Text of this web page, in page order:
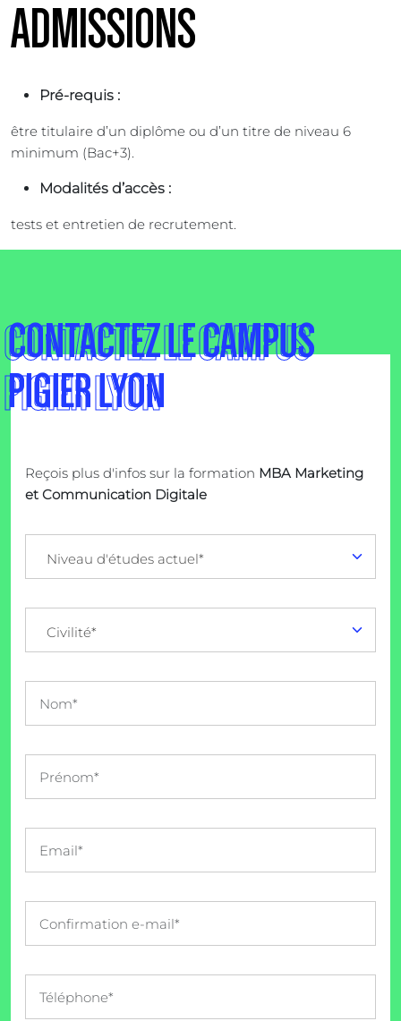
ADMISSIONS
Pré-requis :
être titulaire d’un diplôme ou d’un titre de niveau 6
minimum (Bac+3).
Modalités d’accès :
tests et entretien de recrutement.
CONTACTEZ LE CAMPUS
PIGIER LYON
Reçois plus d'infos sur la formation MBA Marketing
et Communication Digitale
Niveau d'études actuel*
Civilité*